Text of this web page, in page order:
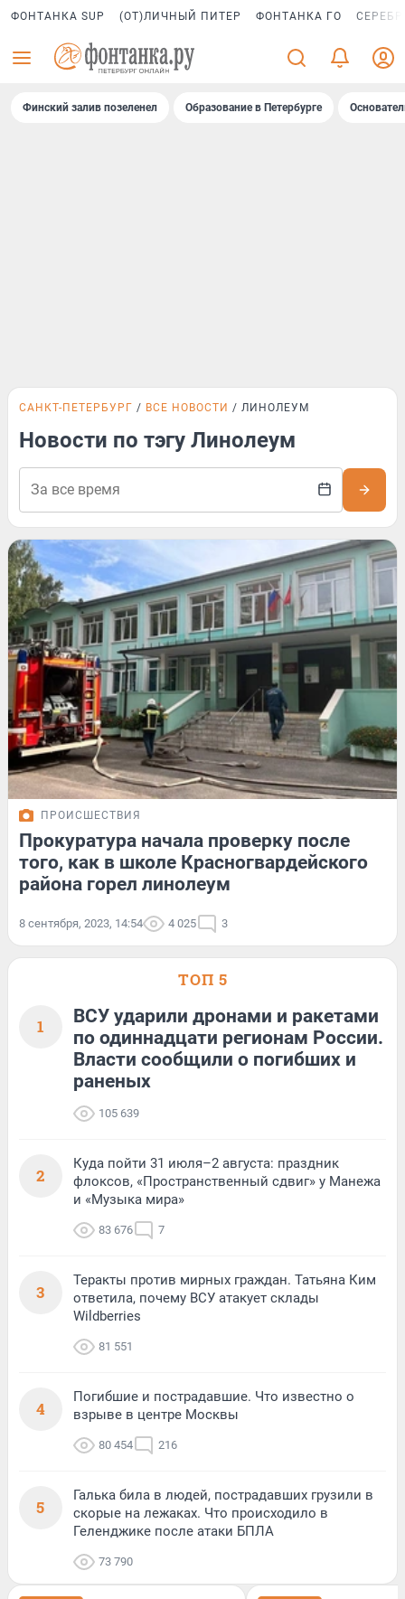
ФОНТАНКА SUP (ОТ)ЛИЧНЫЙ ПИТЕР ФОНТАНКА ГО
Финский залив позеленел Образование в Петербурге
САНКТ-ПЕТЕРБУРГ ВСЕ НОВОСТИ ЛИНОЛЕУМ
Новости по тэгу Линолеум
ПРОИСШЕСТВИЯ
Прокуратура начала проверку после
того, как в школе Красногвардейского
района горел линолеум
8 сентября, 2023, 14:54 4 025 3
ТОП 5
1
ВСУ ударили дронами и ракетами
по одиннадцати регионам России.
Власти сообщили о погибших и
раненых
105 639
2
Куда пойти 31 июля–2 августа: праздник
флоксов, «Пространственный сдвиг» у Манежа
и «Музыка мира»
83 676 7
3
Теракты против мирных граждан. Татьяна Ким
ответила, почему ВСУ атакует склады
Wildberries
81 551
4
Погибшие и пострадавшие. Что известно о
взрыве в центре Москвы
80 454 216
5
Галька била в людей, пострадавших грузили в
скорые на лежаках. Что происходило в
Геленджике после атаки БПЛА
73 790